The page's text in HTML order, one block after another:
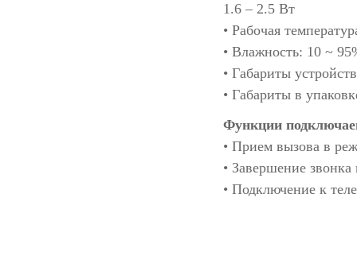
1.6 – 2.5 Вт
• Рабочая
• Влажность: 10 ~
• Габариты
• Габариты в
Функции
• Прием вызова в
• Завершение
• Подключение к